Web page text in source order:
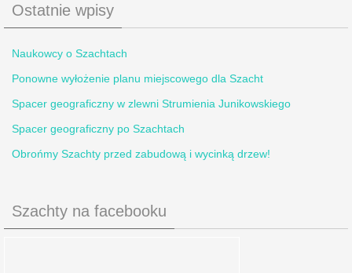
Ostatnie wpisy
Naukowcy o Szachtach
Ponowne wyłożenie planu miejscowego dla Szacht
Spacer geograficzny w zlewni Strumienia Junikowskiego
Spacer geograficzny po Szachtach
Obrońmy Szachty przed zabudową i wycinką drzew!
Szachty na facebooku